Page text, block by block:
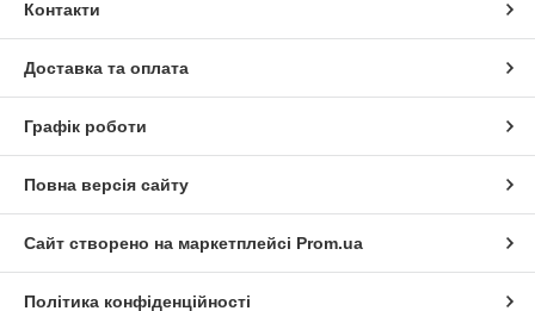
Контакти
Доставка та оплата
Графік роботи
Повна версія сайту
Сайт створено на маркетплейсі Prom.ua
Політика конфіденційності